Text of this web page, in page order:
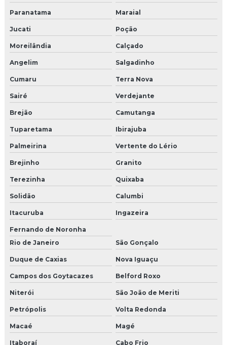
Paranatama Maraial
Jucati Poção
Moreilândia Calçado
Angelim Salgadinho
Cumaru Terra Nova
Sairé Verdejante
Brejão Camutanga
Tuparetama Ibirajuba
Palmeirina Vertente do Lério
Brejinho Granito
Terezinha Quixaba
Solidão Calumbi
Itacuruba Ingazeira
Fernando de Noronha
Rio de Janeiro
São Gonçalo
Duque de Caxias Nova Iguaçu
Campos dos Goytacazes Belford Roxo
Niterói São João de Meriti
Petrópolis Volta Redonda
Macaé Magé
Itaboraí Cabo Frio